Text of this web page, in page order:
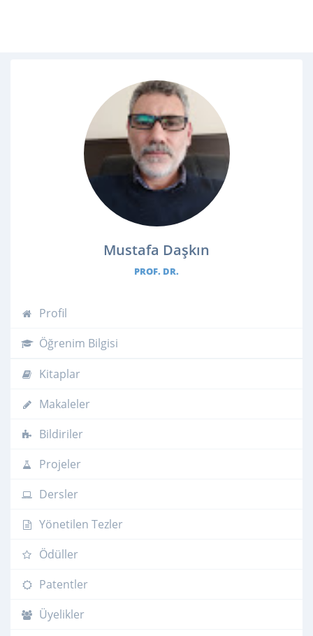
Mustafa Daşkın
PROF. DR.
Profil
Öğrenim Bilgisi
Kitaplar
Makaleler
Bildiriler
Projeler
Dersler
Yönetilen Tezler
Ödüller
Patentler
Üyelikler